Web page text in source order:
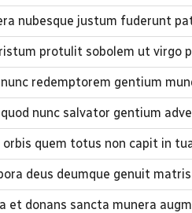
nubesque justum fuderunt
protulit sobolem ut
redemptorem gentium
nunc salvator gentium
quem totus non capit in
deus deumque genuit
et donans sancta munera